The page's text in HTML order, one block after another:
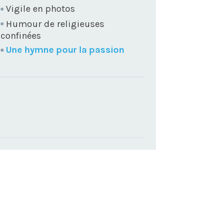
Vigile en photos
Humour de religieuses
confinées
Une hymne pour la passion